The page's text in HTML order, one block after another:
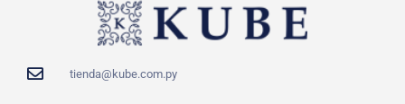
tienda@kube.com.py